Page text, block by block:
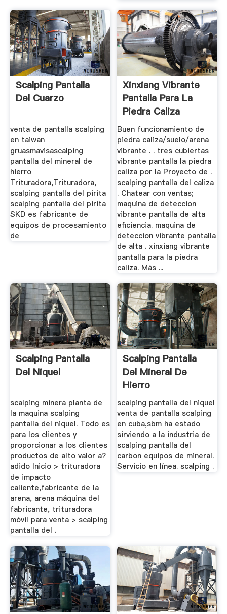
Scalping Pantalla
Del Cuarzo
venta de pantalla scalping
en taiwan
gruasmavisascalping
pantalla del mineral de
hierro
Trituradora,Trituradora,
scalping pantalla del pirita
scalping pantalla del pirita
SKD es fabricante de
equipos de procesamiento
de
Xinxiang Vibrante
Pantalla Para La
Piedra Caliza
Buen funcionamiento de
piedra caliza/suelo/arena
vibrante . . tres cubiertas
vibrante pantalla la piedra
caliza por la Proyecto de .
scalping pantalla del caliza
. Chatear con ventas;
maquina de deteccion
vibrante pantalla de alta
eficiencia. maquina de
deteccion vibrante pantalla
de alta . xinxiang vibrante
pantalla para la piedra
caliza. Más ...
Scalping Pantalla
Del Niquel
scalping minera planta de
la maquina scalping
pantalla del niquel. Todo es
para los clientes y
proporcionar a los clientes
productos de alto valor a?
adido Inicio > trituradora
de impacto
caliente,fabricante de la
arena, arena máquina del
fabricante, trituradora
móvil para venta > scalping
pantalla del .
Scalping Pantalla
Del Mineral De
Hierro
scalping pantalla del niquel
venta de pantalla scalping
en cuba,sbm ha estado
sirviendo a la industria de
scalping pantalla del
carbon equipos de mineral.
Servicio en línea. scalping .